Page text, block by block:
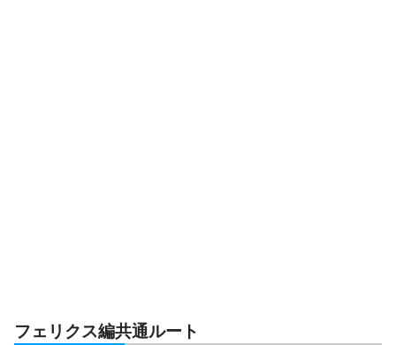
フェリクス編共通ルート